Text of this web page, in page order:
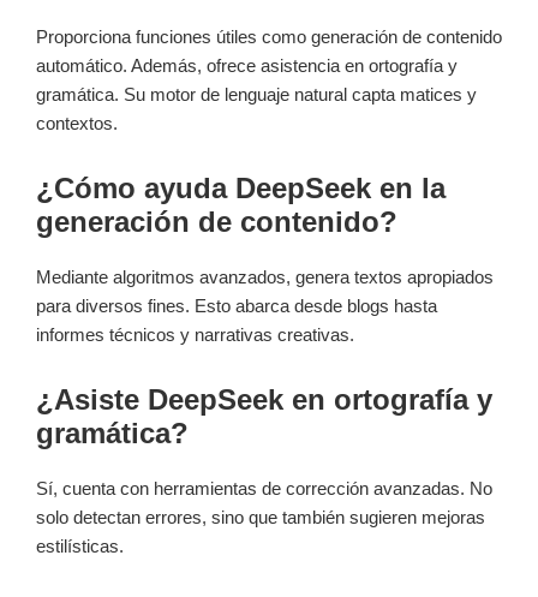
Proporciona funciones útiles como generación de contenido
automático. Además, ofrece asistencia en ortografía y
gramática. Su motor de lenguaje natural capta matices y
contextos.
¿Cómo ayuda DeepSeek en la
generación de contenido?
Mediante algoritmos avanzados, genera textos apropiados
para diversos fines. Esto abarca desde blogs hasta
informes técnicos y narrativas creativas.
¿Asiste DeepSeek en ortografía y
gramática?
Sí, cuenta con herramientas de corrección avanzadas. No
solo detectan errores, sino que también sugieren mejoras
estilísticas.